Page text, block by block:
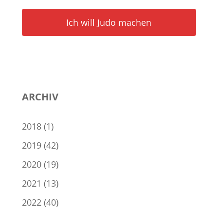
Ich will Judo machen
ARCHIV
2018(1)
2019(42)
2020(19)
2021 (13)
2022 (40)